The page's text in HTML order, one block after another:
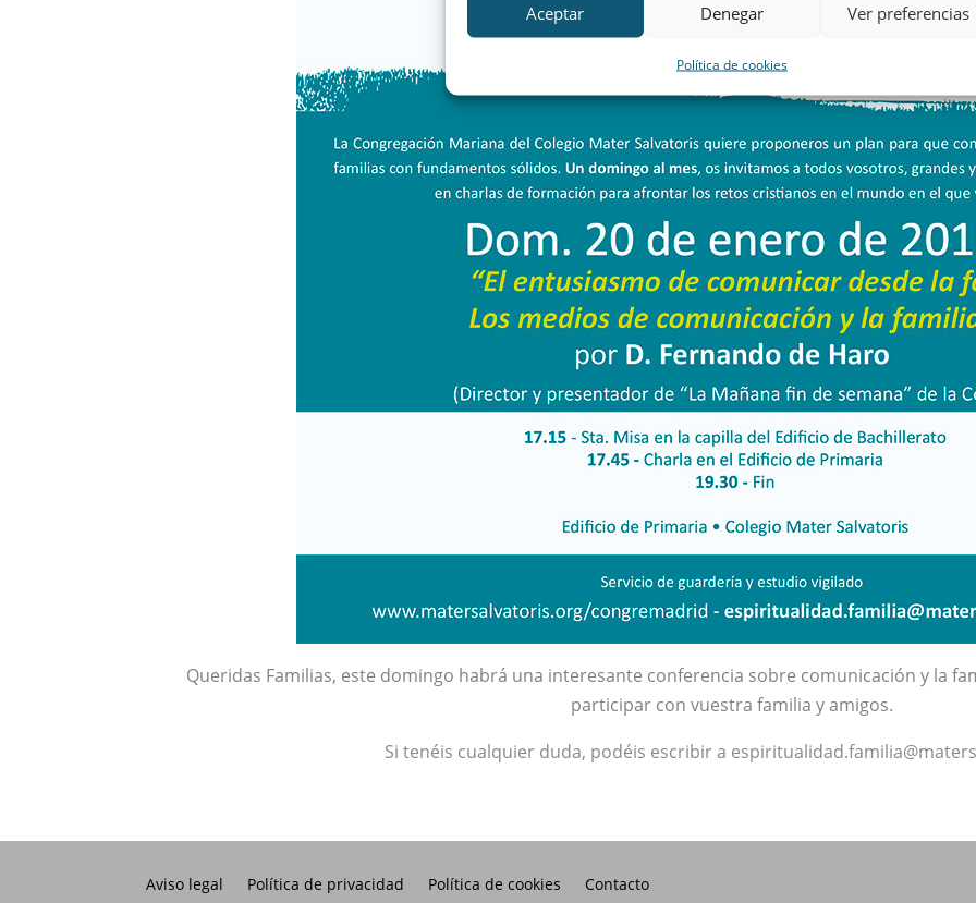
Aceptar Denegar Ver preferencias
Política de cookies
Queridas Familias, este domingo habrá una interesante conferencia sobre comunicación y la
participar con vuestra familia y amigos.
Si tenéis cualquier duda, podéis escribir a
Aviso legal Política de privacidad Política de cookies Contacto